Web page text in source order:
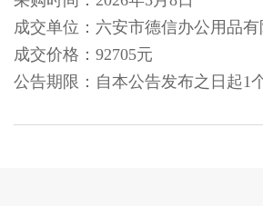
成交单位：六安市德信办公用品有
成交价格： 92705元
公告期限：自本公告发布之日起1